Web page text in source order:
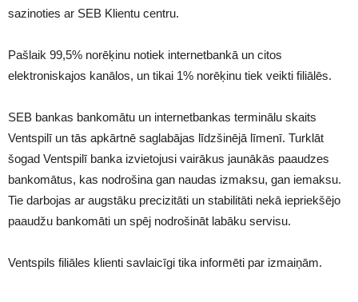
sazinoties ar SEB Klientu centru.
Pašlaik 99,5% norēķinu notiek internetbankā un citos
elektroniskajos kanālos, un tikai 1% norēķinu tiek veikti filiālēs.
SEB bankas bankomātu un internetbankas terminālu skaits
Ventspilī un tās apkārtnē saglabājas līdzšinējā līmenī. Turklāt
šogad Ventspilī banka izvietojusi vairākus jaunākās paaudzes
bankomātus, kas nodrošina gan naudas izmaksu, gan iemaksu.
Tie darbojas ar augstāku precizitāti un stabilitāti nekā iepriekšējo
paaudžu bankomāti un spēj nodrošināt labāku servisu.
Ventspils filiāles klienti savlaicīgi tika informēti par izmaiņām.